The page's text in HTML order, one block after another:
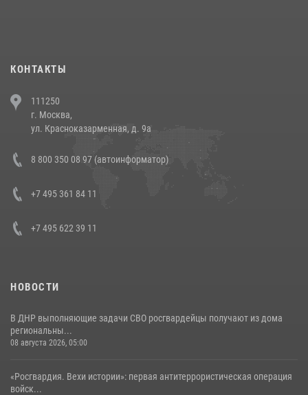
напавших на бригаду скорой помощи (видео)
14 июля 2026, 12:20
В Росгвардии прошла военно-научная конференция по обобщению
боевого опыта
КОНТАКТЫ
111250
г. Москва,
ул. Красноказарменная, д. 9а
8 800 350 08 97 (автоинформатор)
+7 495 361 84 11
+7 495 622 39 11
НОВОСТИ
В ДНР выполняющие задачи СВО росгвардейцы получают из дома
региональны...
08 августа 2026, 05:00
«Росгвардия. Вехи истории»: первая антитеррористическая операция
войск...